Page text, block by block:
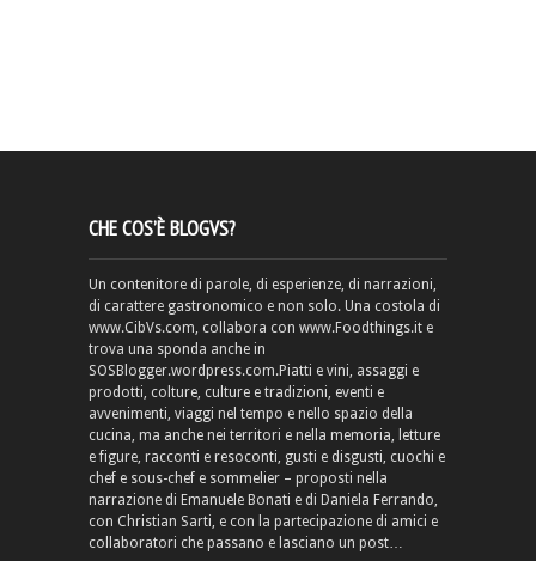
CHE COS’È BLOGVS?
Un contenitore di parole, di esperienze, di narrazioni,
di carattere gastronomico e non solo. Una costola di
www.CibVs.com, collabora con www.Foodthings.it e
trova una sponda anche in
SOSBlogger.wordpress.com.Piatti e vini, assaggi e
prodotti, colture, culture e tradizioni, eventi e
avvenimenti, viaggi nel tempo e nello spazio della
cucina, ma anche nei territori e nella memoria, letture
e figure, racconti e resoconti, gusti e disgusti, cuochi e
chef e sous-chef e sommelier – proposti nella
narrazione di Emanuele Bonati e di Daniela Ferrando,
con Christian Sarti, e con la partecipazione di amici e
collaboratori che passano e lasciano un post…